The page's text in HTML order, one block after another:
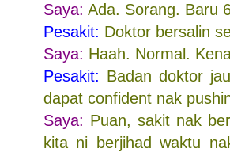
Saya: Ada. Sorang. Baru
Pesakit: Doktor bersalin
Saya: Haah. Normal.
Pesakit: Badan doktor
dapat confident nak
Saya: Puan, sakit nak
kita ni berjihad waktu